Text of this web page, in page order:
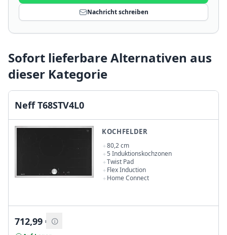
Nachricht schreiben
Sofort lieferbare Alternativen aus
dieser Kategorie
Neff T68STV4L0
KOCHFELDER
80,2 cm
5 Induktionskochzonen
Twist Pad
Flex Induction
Home Connect
712,99 €